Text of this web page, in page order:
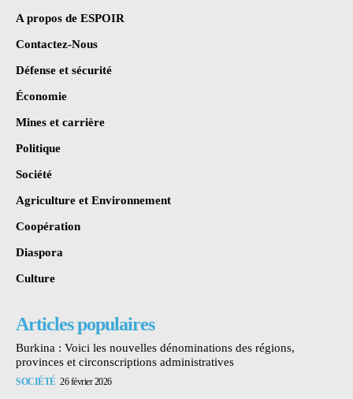
A propos de ESPOIR
Contactez-Nous
Défense et sécurité
Économie
Mines et carrière
Politique
Société
Agriculture et Environnement
Coopération
Diaspora
Culture
Articles populaires
Burkina : Voici les nouvelles dénominations des régions,
provinces et circonscriptions administratives
SOCIÉTÉ 26 février 2026